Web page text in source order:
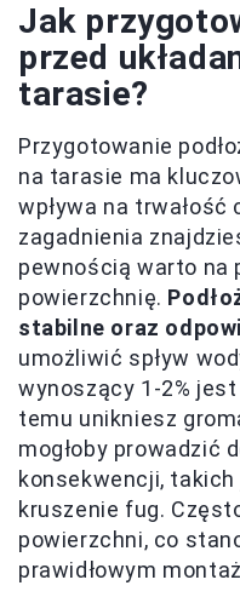
Jak
przed
tarasie?
Przygotowanie
na tarasie ma
wpływa na trwałość
zagadnienia
pewnością warto na
powierzchnię.
stabilne oraz
umożliwić spływ
wynoszący 1-2%
temu unikniesz
mogłoby prowadzić
konsekwencji, takich
kruszenie fug.
powierzchni, co
prawidłowym